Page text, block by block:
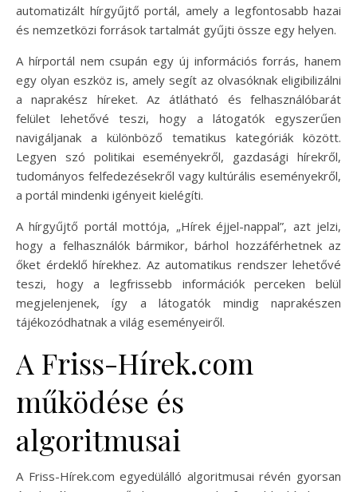
automatizált hírgyűjtő portál, amely a legfontosabb hazai
és nemzetközi források tartalmát gyűjti össze egy helyen.
A hírportál nem csupán egy új információs forrás, hanem
egy olyan eszköz is, amely segít az olvasóknak eligibilizálni
a naprakész híreket. Az átlátható és felhasználóbarát
felület lehetővé teszi, hogy a látogatók egyszerűen
navigáljanak a különböző tematikus kategóriák között.
Legyen szó politikai eseményekről, gazdasági hírekről,
tudományos felfedezésekről vagy kultúrális eseményekről,
a portál mindenki igényeit kielégíti.
A hírgyűjtő portál mottója, „Hírek éjjel-nappal”, azt jelzi,
hogy a felhasználók bármikor, bárhol hozzáférhetnek az
őket érdeklő hírekhez. Az automatikus rendszer lehetővé
teszi, hogy a legfrissebb információk perceken belül
megjelenjenek, így a látogatók mindig naprakészen
tájékozódhatnak a világ eseményeiről.
A Friss-Hírek.com
működése és
algoritmusai
A Friss-Hírek.com egyedülálló algoritmusai révén gyorsan